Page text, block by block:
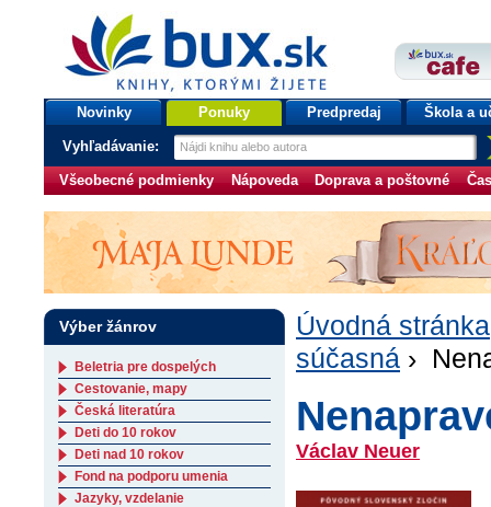
bux.sk
knihy, ktorými žijete
Úvodná stránka
Novinky Ponuky Predpredaj Škola a
Vyhľadávanie:
Všeobecné podmienky Nápoveda Doprava a poštovné
Úvodná stránka
súčasná ›
Václav Neuer
Výber žánrov
Beletria pre dospelých
Cestovanie, mapy
Česká literatúra
Deti do 10 rokov
Deti nad 10 rokov
Fond na podporu umenia
Jazyky, vzdelanie